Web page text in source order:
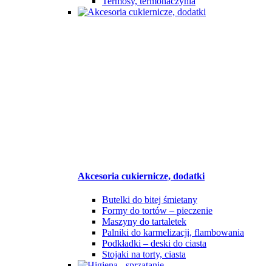
Akcesoria cukiernicze, dodatki
Butelki do bitej śmietany
Formy do tortów – pieczenie
Maszyny do tartaletek
Palniki do karmelizacji, flambowania
Podkładki – deski do ciasta
Stojaki na torty, ciasta